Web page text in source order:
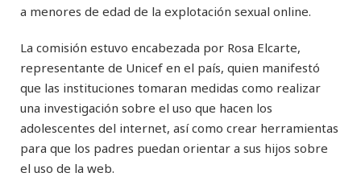
a menores de edad de la explotación sexual online.
La comisión estuvo encabezada por Rosa Elcarte,
representante de Unicef en el país, quien manifestó
que las instituciones tomaran medidas como realizar
una investigación sobre el uso que hacen los
adolescentes del internet, así como crear herramientas
para que los padres puedan orientar a sus hijos sobre
el uso de la web.